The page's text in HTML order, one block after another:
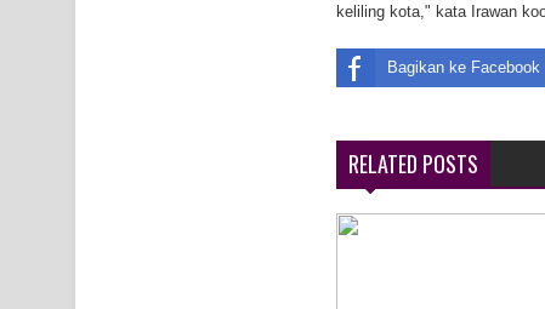
keliling kota," kata Irawan
Bagikan ke Facebook
RELATED POSTS